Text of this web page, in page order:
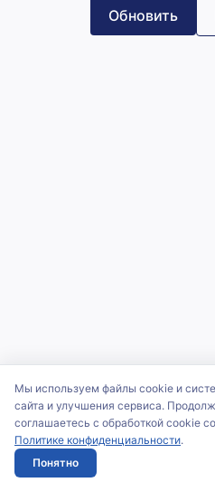
Обновить
Мы используем файлы cookie и
сайта и улучшения сервиса.
соглашаетесь с обработкой cookie
Политике конфиденциальности.
Понятно